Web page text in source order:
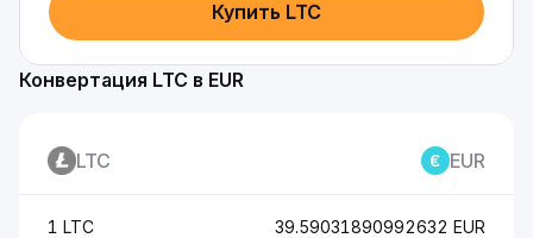
Купить LTC
Конвертация LTC в EUR
LTC EUR
1 LTC 39.59031890992632 EUR